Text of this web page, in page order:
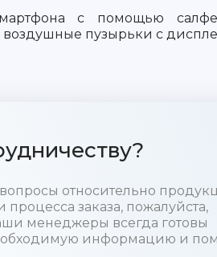
с помощью
воздушные пузырьки с
относительно
заказа, пожалуйста,
менеджеры всегда готовы
информацию и